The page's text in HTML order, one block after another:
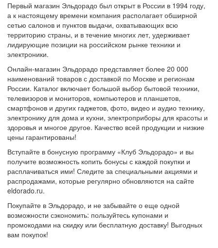
Первый магазин Эльдорадо был открыт в России в 1994 году,
а к настоящему времени компания располагает обширной
сетью салонов и пунктов выдачи, охватывающих всю
территорию страны, и в течение многих лет, удерживает
лидирующие позиции на российском рынке техники и
электроники.
Онлайн-магазин Эльдорадо представляет более 20 000
наименований товаров с доставкой по Москве и регионам
России. Каталог включает большой выбор бытовой техники,
телевизоров и мониторов, компьютеров и планшетов,
смартфонов и других гаджетов, фото, видео и аудио технику,
электронику для дома и кухни, электроприборы для красоты и
здоровья и многое другое. Качество всей продукции и низкие
цены гарантированы!
Вступайте в бонусную программу «Клуб Эльдорадо» и вы
получите возможность копить бонусы с каждой покупки и
расплачиваться ими! Следите за специальными акциями и
распродажами, которые регулярно обновляются на сайте
eldorado.ru.
Покупайте в Эльдорадо, и не забывайте о еще одной
возможности сэкономить: пользуйтесь купонами и
промокодами на скидку или бесплатную доставку! Выгодных
вам покупок!